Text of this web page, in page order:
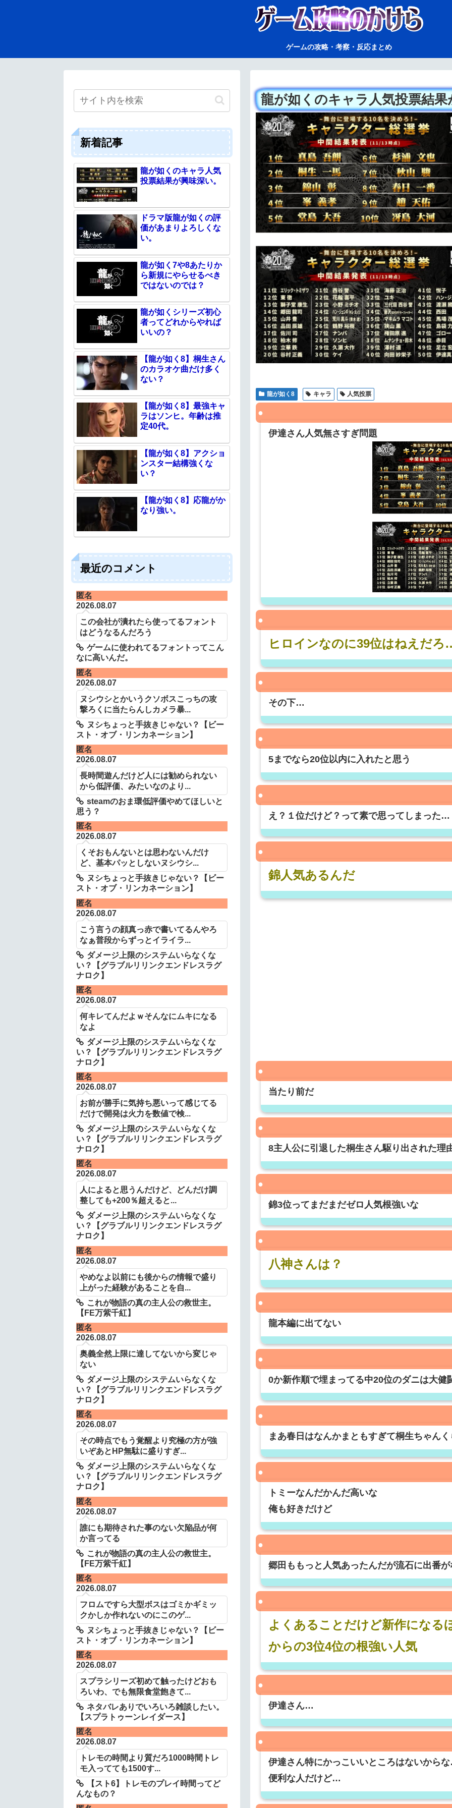
ゲームの攻略・考察・反応まとめ
龍が如くのキャラ人気投票結果
龍が如く8 キャラ 人気投票
伊達さん人気無さすぎ問題
ヒロインなのに39位はねえだ
その下…
5までなら20位以内に入れたと思う
え？１位だけど？って素で思ってしまった…
錦人気あるんだ
当たり前だ
8主人公に引退した桐生さん駆り出された理
錦3位ってまだまだゼロ人気根強いな
八神さんは？
龍本編に出てない
0か新作順で埋まってる中20位のダニは大健
まあ春日はなんかまともすぎて桐生ちゃん
トミーなんだかんだ高いな
俺も好きだけど
郷田ももっと人気あったんだが流石に出番
よくあることだけど新作になる
からの3位4位の根強い人気
伊達さん…
伊達さん特にかっこいいところはないから
便利な人だけど…
新着記事
龍が如くのキャラ人気
投票結果が興味深い。
ドラマ版龍が如くの評
価があまりよろしくな
い。
龍が如く7や8あたりか
ら新規にやらせるべき
ではないのでは？
龍が如くシリーズ初心
者ってどれからやれば
いいの？
【龍が如く8】桐生さん
のカラオケ曲だけ多く
ない？
【龍が如く8】最強キャ
ラはソンヒ。年齢は推
定40代。
【龍が如く8】アクショ
ンスター結構強くな
い？
【龍が如く8】応龍がか
なり強い。
最近のコメント
匿名
2026.08.07
この会社が潰れたら使ってるフォント
はどうなるんだろう
ゲームに使われてるフォントってこん
なに高いんだ。
匿名
2026.08.07
ヌシウシとかいうクソボスこっちの攻
撃ろくに当たらんしカメラ暴...
ヌシちょっと手抜きじゃない？【ビー
スト・オブ・リンカネーション】
匿名
2026.08.07
長時間遊んだけど人には勧められない
から低評価、みたいなのより...
steamのおま環低評価やめてほしいと
思う？
匿名
2026.08.07
くそおもんないとは思わないんだけ
ど、基本パッとしないヌシウシ...
ヌシちょっと手抜きじゃない？【ビー
スト・オブ・リンカネーション】
匿名
2026.08.07
こう言うの顔真っ赤で書いてるんやろ
なぁ普段からずっとイライラ...
ダメージ上限のシステムいらなくな
い？【グラブルリリンクエンドレスラグ
ナロク】
匿名
2026.08.07
何キレてんだよｗそんなにムキになる
なよ
ダメージ上限のシステムいらなくな
い？【グラブルリリンクエンドレスラグ
ナロク】
匿名
2026.08.07
お前が勝手に気持ち悪いって感じてる
だけで開発は火力を数値で検...
ダメージ上限のシステムいらなくな
い？【グラブルリリンクエンドレスラグ
ナロク】
匿名
2026.08.07
人によると思うんだけど、どんだけ調
整しても+200％超えると...
ダメージ上限のシステムいらなくな
い？【グラブルリリンクエンドレスラグ
ナロク】
匿名
2026.08.07
やめなよ以前にも後からの情報で盛り
上がった経験があることを自...
これが物語の真の主人公の救世主。
【FE万紫千紅】
匿名
2026.08.07
奥義全然上限に達してないから変じゃ
ない
ダメージ上限のシステムいらなくな
い？【グラブルリリンクエンドレスラグ
ナロク】
匿名
2026.08.07
その時点でもう覚醒より究極の方が強
いぞあとHP無駄に盛りすぎ...
ダメージ上限のシステムいらなくな
い？【グラブルリリンクエンドレスラグ
ナロク】
匿名
2026.08.07
誰にも期待された事のない欠陥品が何
か言ってる
これが物語の真の主人公の救世主。
【FE万紫千紅】
匿名
2026.08.07
フロムですら大型ボスはゴミかギミッ
クかしか作れないのにこのゲ...
ヌシちょっと手抜きじゃない？【ビー
スト・オブ・リンカネーション】
匿名
2026.08.07
スプラシリーズ初めて触ったけどおも
ろいわ、でも無限食堂飽きて...
ネタバレありでいろいろ雑談したい。
【スプラトゥーンレイダース】
匿名
2026.08.07
トレモの時間より質だろ1000時間トレ
モ入ってても1500す...
【スト6】トレモのプレイ時間ってど
んなもの？